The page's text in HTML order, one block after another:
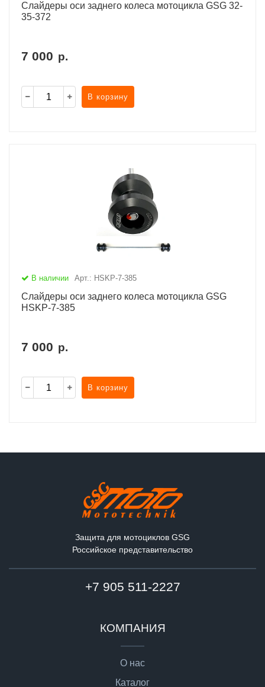
Слайдеры оси заднего колеса мотоцикла GSG 32-
35-372
7 000 р.
В корзину
В наличии Арт.: HSKP-7-385
Слайдеры оси заднего колеса мотоцикла GSG
HSKP-7-385
7 000 р.
В корзину
Защита для мотоциклов GSG
Российское представительство
+7 905 511-2227
КОМПАНИЯ
О нас
Каталог